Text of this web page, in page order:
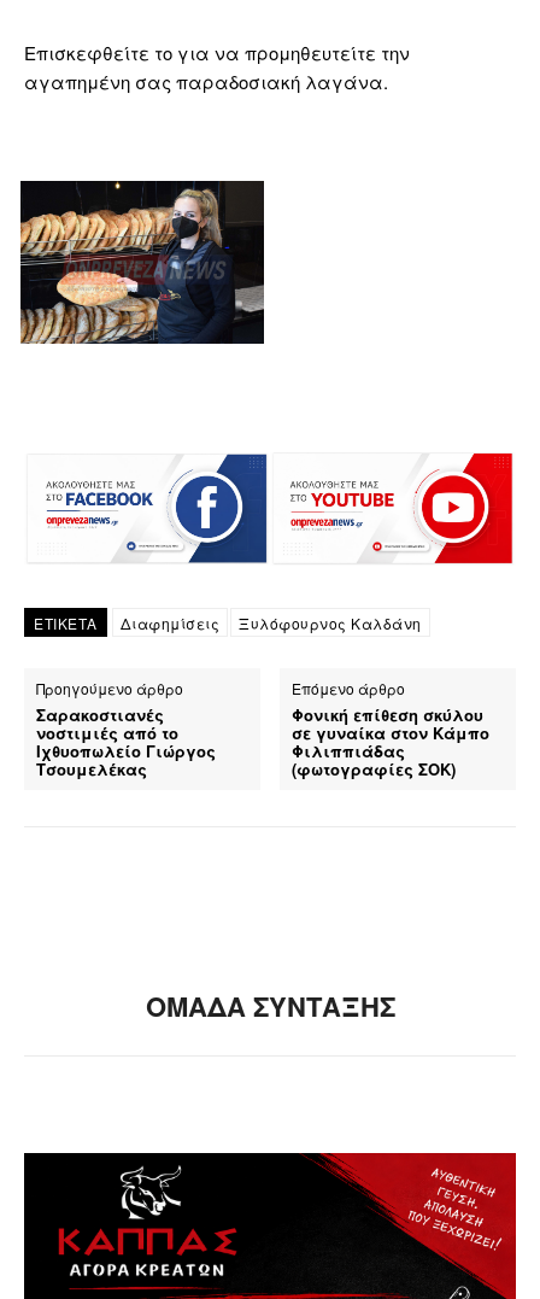
Επισκεφθείτε το για να προμηθευτείτε την
αγαπημένη σας παραδοσιακή λαγάνα.
ΕΤΙΚΕΤΑ Διαφημίσεις Ξυλόφουρνος Καλδάνη
Προηγούμενο άρθρο
Σαρακοστιανές
νοστιμιές από το
Ιχθυοπωλείο Γιώργος
Τσουμελέκας
Επόμενο άρθρο
Φονική επίθεση σκύλου
σε γυναίκα στον Κάμπο
Φιλιππιάδας
(φωτογραφίες ΣΟΚ)
ΟΜΑΔΑ ΣΥΝΤΑΞΗΣ